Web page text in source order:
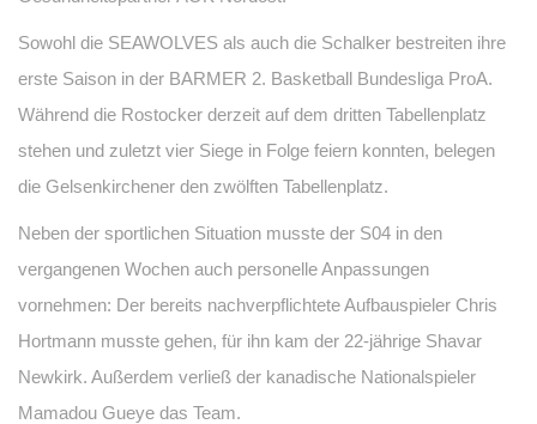
Sowohl die SEAWOLVES als auch die Schalker bestreiten ihre
erste Saison in der BARMER 2. Basketball Bundesliga ProA.
Während die Rostocker derzeit auf dem dritten Tabellenplatz
stehen und zuletzt vier Siege in Folge feiern konnten, belegen
die Gelsenkirchener den zwölften Tabellenplatz.
Neben der sportlichen Situation musste der S04 in den
vergangenen Wochen auch personelle Anpassungen
vornehmen: Der bereits nachverpflichtete Aufbauspieler Chris
Hortmann musste gehen, für ihn kam der 22-jährige Shavar
Newkirk. Außerdem verließ der kanadische Nationalspieler
Mamadou Gueye das Team.